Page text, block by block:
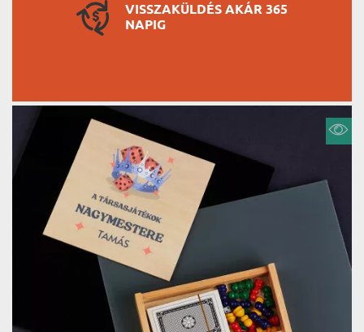
VISSZAKÜLDÉS AKÁR 365
NAPIG